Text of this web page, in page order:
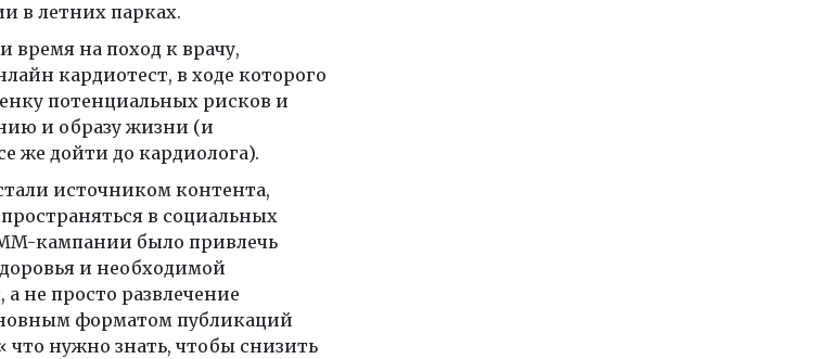
в летних парках.
время на поход к врачу,
кардиотест, в ходе которого
потенциальных рисков и
и образу жизни (и
же дойти до кардиолога).
источником контента,
в социальных
кампании было привлечь
и необходимой
не просто развлечение
форматом публикаций
что нужно знать, чтобы снизить